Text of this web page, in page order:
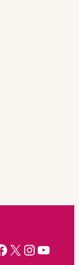
X Instagram YouTube